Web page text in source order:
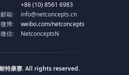
+86 (10) 8561 6983
邮箱:
info@netconcepts.cn
微博:
weibo.com/netconcepts
微信:
NetconceptsN
特康赛. All rights reserved.